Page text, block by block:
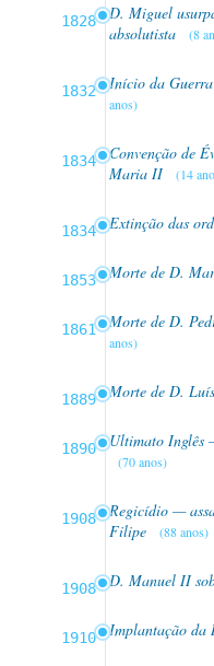
1828
D. Miguel
absolutista
(8
1832 Início da
anos)
1834
Convenção de
Maria II
(14
1834 Extinção das
1853 Morte de D.
1861 Morte de D.
anos)
1889 Morte de D.
1890 Ultimato Inglês
(70 anos)
1908
Regicídio —
Filipe
(88 anos)
1908 D. Manuel II
1910 Implantação da